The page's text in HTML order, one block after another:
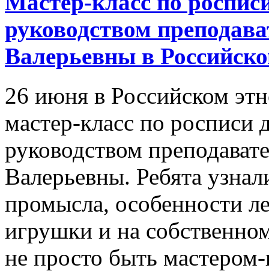
руководством
Валерьевны в
26 июня в Российском
мастер-класс по
руководством
Валерьевны. Ребята
промысла, особенности
игрушки и на
не просто быть